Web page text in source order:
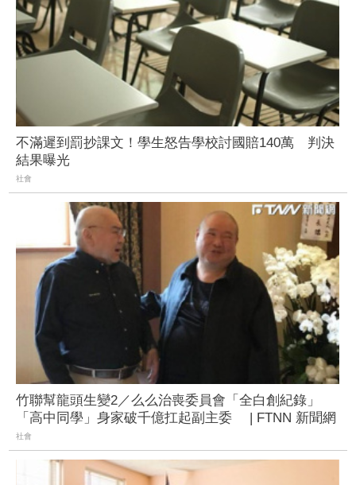
不滿遲到罰抄課文！學生怒告學校討國賠140萬 判決
結果曝光
社會
竹聯幫龍頭生變2／么么治喪委員會「全白創紀錄」
「高中同學」身家破千億扛起副主委 | FTNN 新聞網
社會